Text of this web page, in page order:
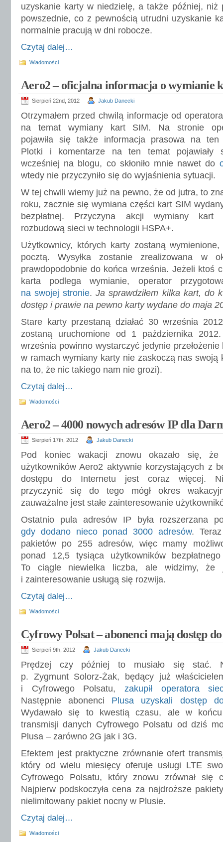
uzyskanie karty w niedzielę, a także później, niż
powszednie, co z pewnością utrudni uzyskanie
normalnie pracują w dni robocze.
Czytaj dalej…
Wiadomości
Aero2 – oficjalna informacja o wymianie
Sierpień 22nd, 2012 Jakub Danecki
Otrzymałem przed chwilą informacje od
na temat wymiany kart SIM. Na stronie
pojawiła się także informacja prasowa na ten
Plotki i komentarze na ten temat pojawiały
wcześniej na blogu, co skłoniło mnie nawet do
wtedy nie przyczyniło się do wyjaśnienia sytuacji.
W tej chwili wiemy już na pewno, że od jutra, to
roku, zacznie się wymiana części kart SIM
bezpłatnej. Przyczyna akcji wymiany kart
rozbudową sieci w technologii HSPA+.
Użytkownicy, których karty zostaną
pocztą. Wysyłka zostanie zrealizowana w
prawdopodobnie do końca września. Jeżeli ktoś
karta podlega wymianie, operator
na swojej stronie.Ja sprawdziłem kilka kart, do
dostęp i prawie na pewno karty wydane do maja
Stare karty przestaną działać 30 września
zostaną uruchomione od 1 października
września powinno wystarczyć jedynie
w ramach wymiany karty nie zaskoczą nas swoją
na to, że nic takiego nam nie grozi).
Czytaj dalej…
Wiadomości
Aero2 – 4000 nowych adresów IP dla
Sierpień 17th, 2012 Jakub Danecki
Pod koniec wakacji znowu okazało się, że
użytkowników Aero2 aktywnie korzystających z
dostępu do Internetu jest coraz więcej.
przyczynić się do tego mógł okres
zauważalne jest stałe zainteresowanie
Ostatnio pula adresów IP była rozszerzana
gdy dodano nieco ponad 3000 adresów.
pakietów po 255 adresów, więc mamy
ponad 12,5 tysiąca użytkowników
To ciągle niewielka liczba, ale widzimy, że
i zainteresowanie usługą się rozwija.
Czytaj dalej…
Wiadomości
Cyfrowy Polsat – abonenci mają dostęp
Sierpień 9th, 2012 Jakub Danecki
Prędzej czy później to musiało się stać.
p. Zygmunt Solorz-Żak, będący już
i Cyfrowego Polsatu, zakupił operatora
Następnie abonenci Plusa uzyskali dostęp
Wydawało się to kwestią czasu, ale w
transmisji danych Cyfrowego Polsatu od dziś
Plusa – zarówno 2G jak i 3G.
Efektem jest praktyczne zrównanie ofert
który od wielu miesięcy oferuje usługi LTE
Cyfrowego Polsatu, który znowu zrównał się
Najpierw podskoczyła cena za najdroższe
nielimitowany pakiet nocny w Plusie.
Czytaj dalej…
Wiadomości